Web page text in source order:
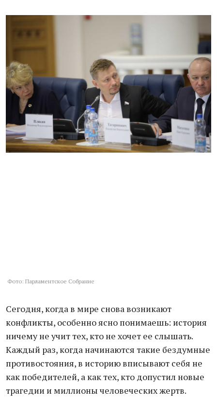
Фото: Парламентское Собрание
Сегодня, когда в мире снова возникают
конфликты, особенно ясно понимаешь: история
ничему не учит тех, кто не хочет ее слышать.
Каждый раз, когда начинаются такие бездумные
противостояния, в историю вписывают себя не
как победителей, а как тех, кто допустил новые
трагедии и миллионы человеческих жертв.